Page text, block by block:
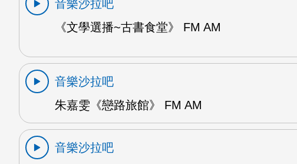
音樂沙拉吧
《文學選播~古書食堂》 FM AM
音樂沙拉吧
朱嘉雯《戀路旅館》 FM AM
音樂沙拉吧